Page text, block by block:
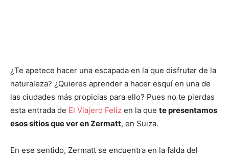
¿Te apetece hacer una escapada en la que disfrutar de la
naturaleza? ¿Quieres aprender a hacer esquí en una de
las ciudades más propicias para ello? Pues no te pierdas
esta entrada de El Viajero Feliz en la que te presentamos
esos sitios que ver en Zermatt, en Suiza.
En ese sentido, Zermatt se encuentra en la falda del